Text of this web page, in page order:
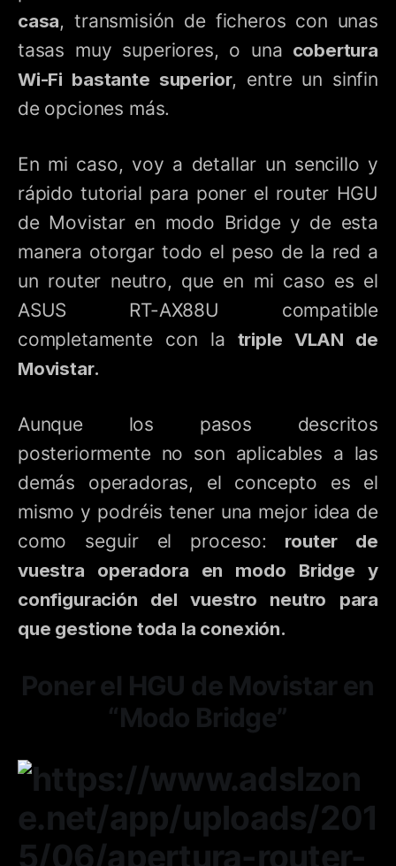
casa, transmisión de ficheros con unas
tasas muy superiores, o una cobertura
Wi-Fi bastante superior, entre un sinfin
de opciones más.
En mi caso, voy a detallar un sencillo y
rápido tutorial para poner el router HGU
de Movistar en modo Bridge y de esta
manera otorgar todo el peso de la red a
un router neutro, que en mi caso es el
ASUS RT-AX88U compatible
completamente con la triple VLAN de
Movistar.
Aunque los pasos descritos
posteriormente no son aplicables a las
demás operadoras, el concepto es el
mismo y podréis tener una mejor idea de
como seguir el proceso: router de
vuestra operadora en modo Bridge y
configuración del vuestro neutro para
que gestione toda la conexión.
Poner el HGU de Movistar en
“Modo Bridge”